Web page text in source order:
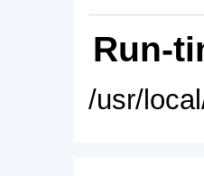
Run-
/usr/